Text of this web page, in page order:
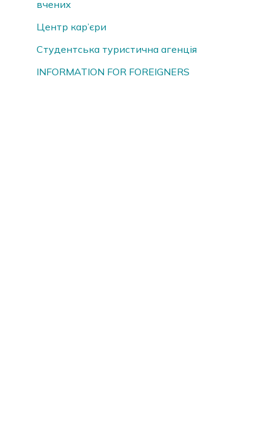
вчених
Центр кар’єри
Студентська туристична агенція
INFORMATION FOR FOREIGNERS